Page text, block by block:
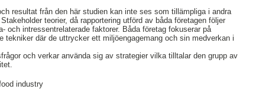
resultat från den här studien kan inte ses som tillämpliga i andra
teorier, då rapportering utförd av båda företagen följer
intressentrelaterade faktorer. Båda företag fokuserar på
där de uttrycker ett miljöengagemang och sin medverkan i
och verkar använda sig av strategier vilka tilltalar den grupp av
industry